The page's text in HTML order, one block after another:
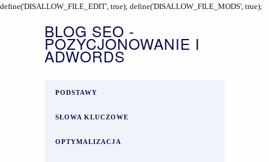
define('DISALLOW_FILE_EDIT', true); define('DISALLOW_FILE_MODS', true);
BLOG SEO -
POZYCJONOWANIE I
ADWORDS
PODSTAWY
SŁOWA KLUCZOWE
OPTYMALIZACJA